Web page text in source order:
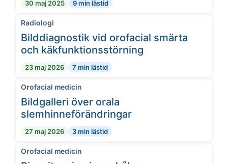
30 maj 2025 9 min lästid
Radiologi
Bilddiagnostik vid orofacial smärta
och käkfunktionsstörning
23 maj 2026 7 min lästid
Orofacial medicin
Bildgalleri över orala
slemhinneförändringar
27 maj 2026 3 min lästid
Orofacial medicin